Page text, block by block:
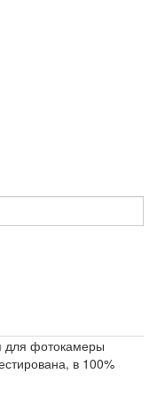
для фотокамеры
в 100%